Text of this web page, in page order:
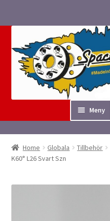
navigering
innehåll
Meny
Sök/bygg Spacers
Tillbehör
Fyndvaror.
Home Globala Tillbehör
K60° L26 Svart Szn